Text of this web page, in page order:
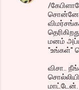
/
மனம்
"உங்கள்"
விசா..